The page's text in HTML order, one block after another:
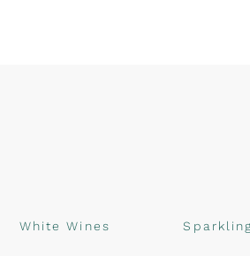
White Wines